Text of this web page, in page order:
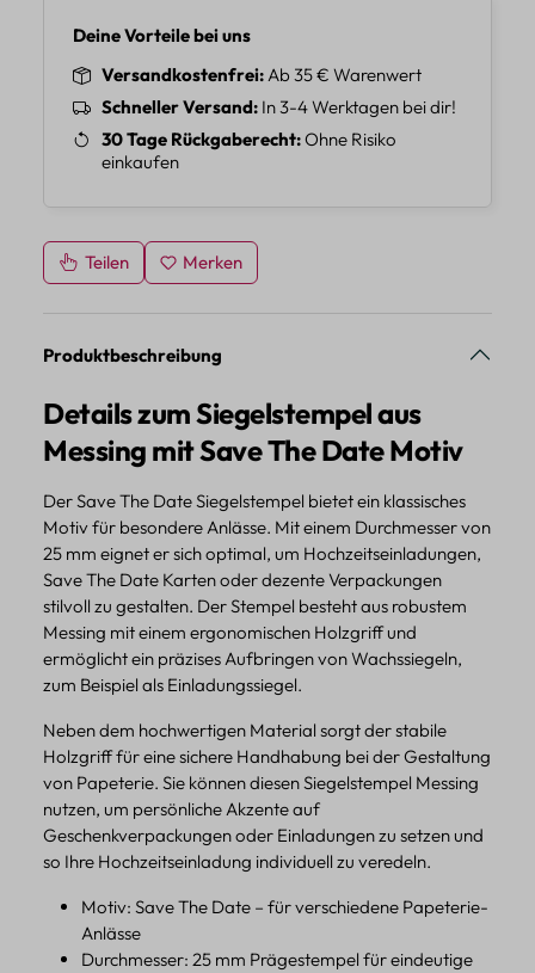
Deine Vorteile bei uns
Versandkostenfrei Ab 35 € Warenwert
Schneller Versand In 3-4 Werktagen bei dir!
30 Tage Rückgaberecht Ohne Risiko
einkaufen
Teilen Merken
Produktbeschreibung
Details zum Siegelstempel aus
Messing mit Save The Date Motiv
Der Save The Date Siegelstempel bietet ein klassisches
Motiv für besondere Anlässe. Mit einem Durchmesser von
25 mm eignet er sich optimal, um Hochzeitseinladungen,
Save The Date Karten oder dezente Verpackungen
stilvoll zu gestalten. Der Stempel besteht aus robustem
Messing mit einem ergonomischen Holzgriff und
ermöglicht ein präzises Aufbringen von Wachssiegeln,
zum Beispiel als Einladungssiegel.
Neben dem hochwertigen Material sorgt der stabile
Holzgriff für eine sichere Handhabung bei der Gestaltung
von Papeterie. Sie können diesen Siegelstempel Messing
nutzen, um persönliche Akzente auf
Geschenkverpackungen oder Einladungen zu setzen und
so Ihre Hochzeitseinladung individuell zu veredeln.
Motiv: Save The Date – für verschiedene Papeterie-
Anlässe
Durchmesser: 25 mm Prägestempel für eindeutige